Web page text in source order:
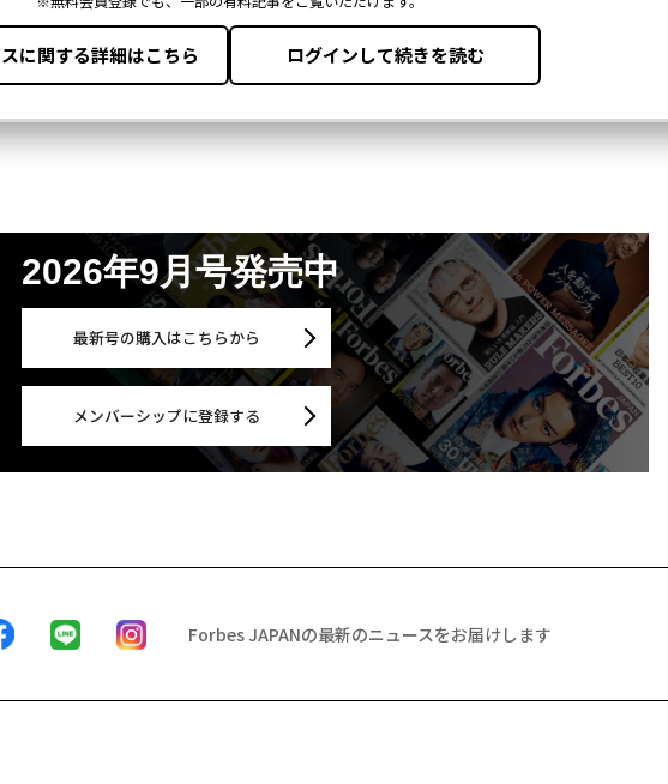
2026年9月号発売中
最新号の購入はこちらから
メンバーシップに登録する
Forbes JAPANの最新のニュースをお届けします